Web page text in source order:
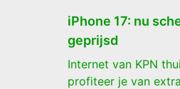
iPhone 17: nu
geprijsd
Internet van KPN
profiteer je van extra